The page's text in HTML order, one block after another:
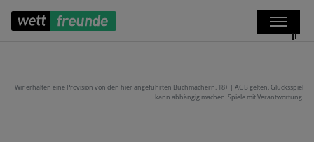
Wir erhalten eine Provision von den hier angeführten Buchmachern. 18+ | AGB gelten. Glücksspiel
kann abhängig machen. Spiele mit Verantwortung.